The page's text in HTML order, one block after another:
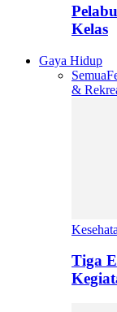
Kelas
Gaya Hidup
Semua
&
Tiga